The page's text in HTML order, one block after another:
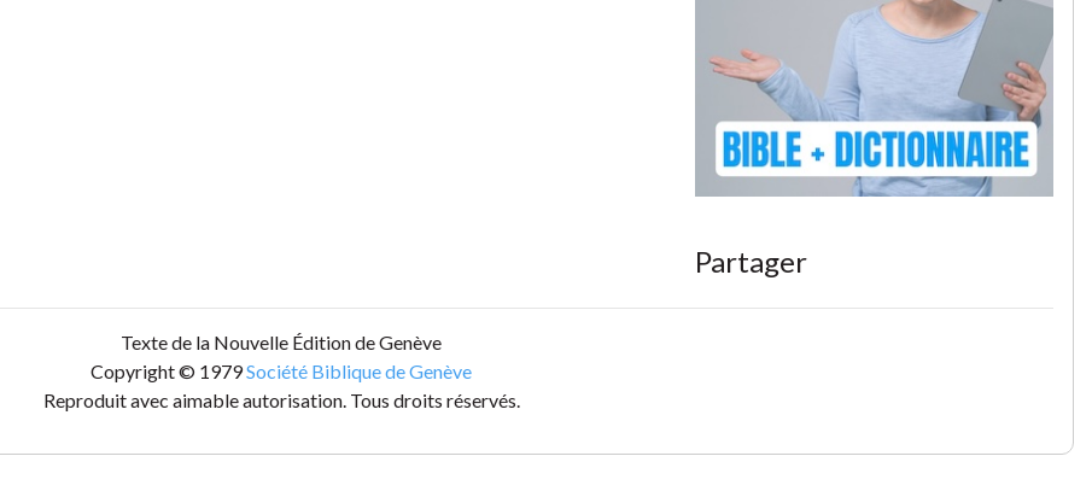
Partager
Texte de la Nouvelle Édition de Genève
Copyright © 1979Société Biblique de Genève
Reproduit avec aimable autorisation. Tous droits réservés.